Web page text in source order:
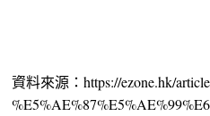
資料來源：https://ezone.hk/